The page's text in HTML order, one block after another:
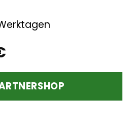
Aktueller
ist:
3,89 €.